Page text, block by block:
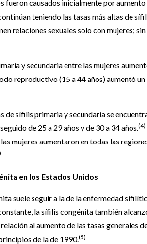
fueron causados inicialmente por
teniendo las tasas más altas de
relaciones sexuales solo con mujeres;
y secundaria entre las mujeres
reproductivo (15 a 44 años) aumentó
de sífilis primaria y secundaria se
de 25 a 29 años y de 30 a 34 años. (4)
mujeres aumentaron en todas las
en los Estados Unidos
suele seguir a la de la enfermedad
la sífilis congénita también
al aumento de las tasas generales
de la de 1990.(5)